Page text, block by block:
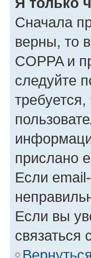
Сначала
верны, то
COPPA и
следуйте
прислано
Если
Если вы
связаться